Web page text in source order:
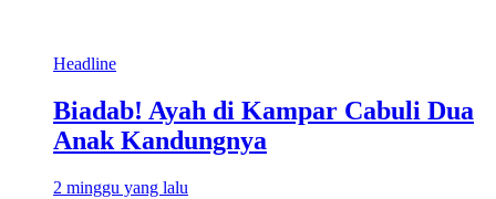
Headline
Biadab! Ayah di Kampar Cabuli Dua
Anak Kandungnya
2 minggu yang lalu